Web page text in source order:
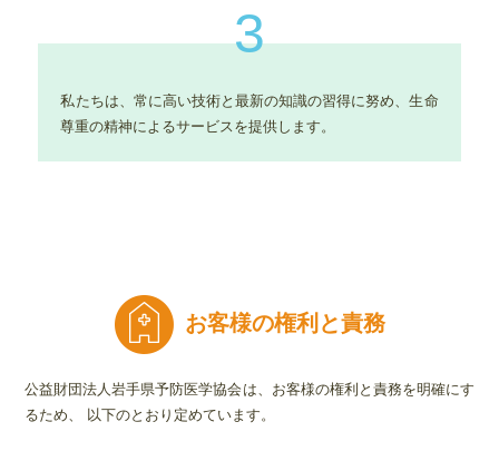
3
私たちは、常に高い技術と最新の知識の習得に努め、生命
尊重の精神によるサービスを提供します。
お客様の権利と責務
公益財団法人岩手県予防医学協会は、お客様の権利と責務を明確にす
るため、
以下のとおり定めています。